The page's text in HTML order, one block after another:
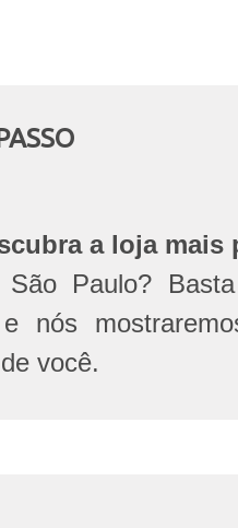
a loja mais
Paulo?
nós
você.